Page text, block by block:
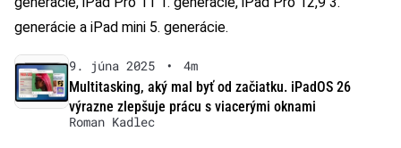
generácie a iPad mini 5. generácie.
9. júna 2025 •
4m
Multitasking, aký mal byť od začiatku. iPadOS 26
výrazne zlepšuje prácu s viacerými oknami
Roman Kadlec